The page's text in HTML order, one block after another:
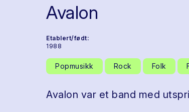
Avalon
Etablert/født:
1988
Popmusikk Rock Folk
Avalon var et band med